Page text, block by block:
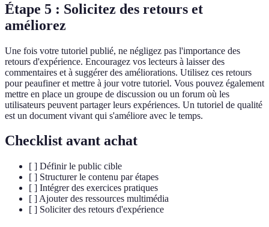
Étape 5 : Solicitez des retours et
améliorez
Une fois votre tutoriel publié, ne négligez pas l'importance des
retours d'expérience. Encouragez vos lecteurs à laisser des
commentaires et à suggérer des améliorations. Utilisez ces retours
pour peaufiner et mettre à jour votre tutoriel. Vous pouvez également
mettre en place un groupe de discussion ou un forum où les
utilisateurs peuvent partager leurs expériences. Un tutoriel de qualité
est un document vivant qui s'améliore avec le temps.
Checklist avant achat
[ ] Définir le public cible
[ ] Structurer le contenu par étapes
[ ] Intégrer des exercices pratiques
[ ] Ajouter des ressources multimédia
[ ] Soliciter des retours d'expérience